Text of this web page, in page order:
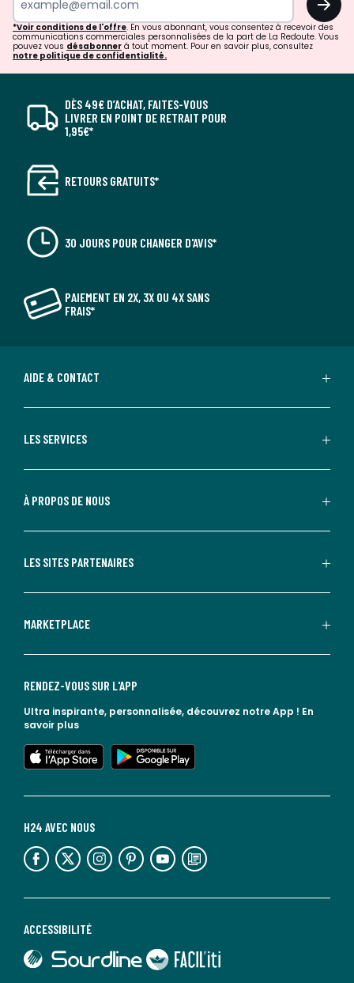
*Voir conditions de l'offre. En vous abonnant, vous consentez à recevoir des
communications commerciales personnalisées de la part de La Redoute. Vous
pouvez vous désabonner à tout moment. Pour en savoir plus, consultez
notre politique de confidentialité.
DÈS 49€ D’ACHAT, FAITES-VOUS
LIVRER EN POINT DE RETRAIT POUR
1,95€*
RETOURS GRATUITS*
30 JOURS POUR CHANGER D'AVIS*
PAIEMENT EN 2X, 3X OU 4X SANS
FRAIS*
AIDE & CONTACT
LES SERVICES
À PROPOS DE NOUS
LES SITES PARTENAIRES
MARKETPLACE
ACCESSIBILITÉ
lien vers Sourdline
lien vers Faciliti
H24 AVEC NOUS
lien vers l'espace réseaux sociaux lien vers l'espace réseaux sociaux lien vers l'espace réseaux sociaux lien vers l'espace réseaux sociaux lien vers l'espace réseaux sociaux lien vers le blog la redoute
RENDEZ-VOUS SUR L'APP
Ultra inspirante, personnalisée, découvrez notre App ! En
savoir plus
lien vers l'app store
lien vers google play